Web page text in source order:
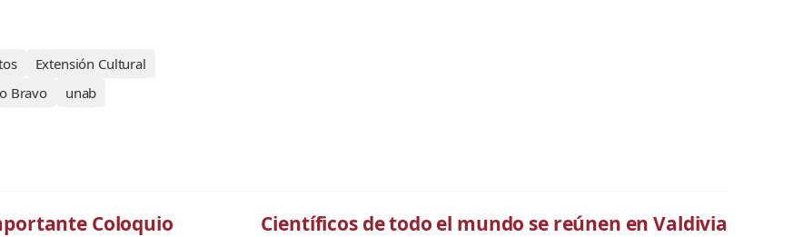
Extensión Cultural
Bravo
unab
Coloquio
Científicos de todo el mundo se reúnen en Valdivia